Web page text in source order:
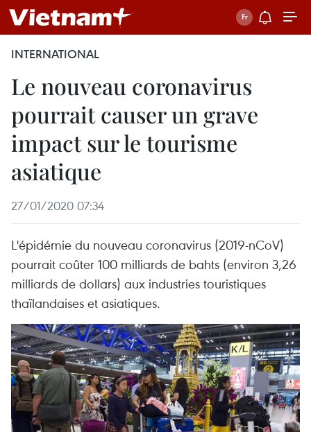
INTERNATIONAL
Le nouveau coronavirus
pourrait causer un grave
impact sur le tourisme
asiatique
27/01/2020 07:34
L'épidémie du nouveau coronavirus (2019-nCoV)
pourrait coûter 100 milliards de bahts (environ 3,26
milliards de dollars) aux industries touristiques
thaïlandaises et asiatiques.